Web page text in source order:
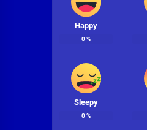
Happy
0%
Sleepy
0%